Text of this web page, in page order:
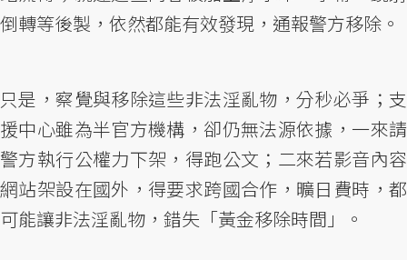
倒轉等後製，依然都能有效發現，通報警方移除。
只是，察覺與移除這些非法淫亂物，分秒必爭；支
援中心雖為半官方機構，卻仍無法源依據，一來請
警方執行公權力下架，得跑公文；二來若影音內容
網站架設在國外，得要求跨國合作，曠日費時，都
可能讓非法淫亂物，錯失「黃金移除時間」。